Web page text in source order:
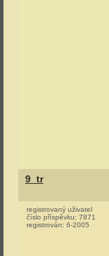
9_tr
registrovaný uživatel
číslo příspěvku: 7871
registrován: 6-2005